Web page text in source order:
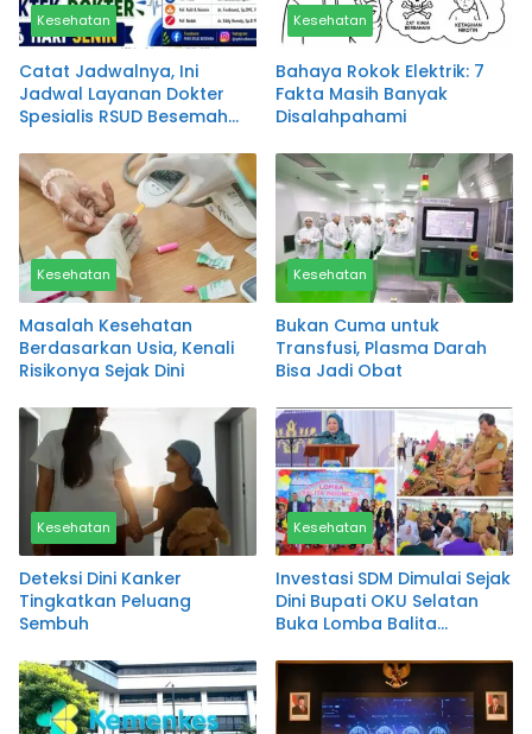
Kesehatan
Catat Jadwalnya, Ini
Jadwal Layanan Dokter
Spesialis RSUD Besemah
Kesehatan
Bahaya Rokok Elektrik: 7
Fakta Masih Banyak
Disalahpahami
Kesehatan
Masalah Kesehatan
Berdasarkan Usia, Kenali
Risikonya Sejak Dini
Kesehatan
Bukan Cuma untuk
Transfusi, Plasma Darah
Bisa Jadi Obat
Kesehatan
Deteksi Dini Kanker
Tingkatkan Peluang
Sembuh
Kesehatan
Investasi SDM Dimulai Sejak
Dini Bupati OKU Selatan
Buka Lomba Balita